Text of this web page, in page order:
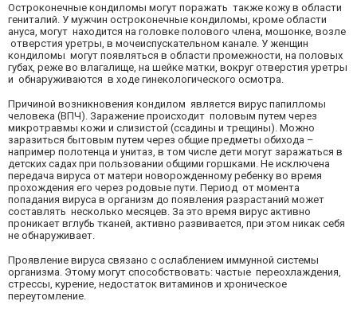
Остроконечные кондиломы могут поражать также кожу в области
гениталий. У мужчин остроконечные кондиломы, кроме области
ануса, могут находится на головке полового члена, мошонке, возле
отверстия уретры, в мочеиспускательном канале. У женщин
кондиломы могут появляться в области промежности, на половых
губах, реже во влагалище, на шейке матки, вокруг отверстия уретры
и обнаруживаются в ходе гинекологического осмотра.
Причиной возникновения кондилом является вирус папилломы
человека (ВПЧ). Заражение происходит половым путем через
микротравмы кожи и слизистой (ссадины и трещины). Можно
заразиться бытовым путем через общие предметы обихода –
например полотенца и унитаз, в том числе дети могут заражаться в
детских садах при пользовании общими горшками. Не исключена
передача вируса от матери новорожденному ребенку во время
прохождения его через родовые пути. Период от момента
попадания вируса в организм до появления разрастаний может
составлять несколько месяцев. За это время вирус активно
проникает вглубь тканей, активно развивается, при этом никак себя
не обнаруживает.
Проявление вируса связано с ослаблением иммунной системы
организма. Этому могут способствовать: частые переохлаждения,
стрессы, курение, недостаток витаминов и хроническое
переутомление.